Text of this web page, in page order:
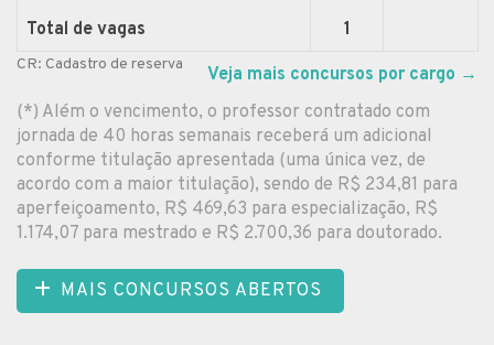
Total de vagas
1
CR: Cadastro de reserva Veja mais concursos por cargo →
(*) Além o vencimento, o professor contratado com
jornada de 40 horas semanais receberá um adicional
conforme titulação apresentada (uma única vez, de
acordo com a maior titulação), sendo de R$ 234,81 para
aperfeiçoamento, R$ 469,63 para especialização, R$
1.174,07 para mestrado e R$ 2.700,36 para doutorado.
MAIS CONCURSOS ABERTOS